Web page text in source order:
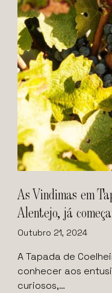
As Vindimas em
Alentejo, já
Outubro 21, 2024
A Tapada de
conhecer aos
curiosos,…